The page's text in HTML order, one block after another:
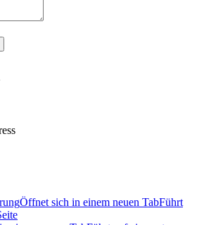
Öffnet sich in einem neuen TabFührt